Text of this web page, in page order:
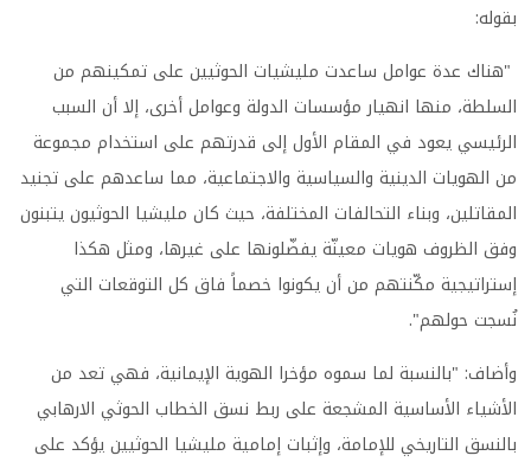
بقوله:
"هناك عدة عوامل ساعدت مليشيات الحوثيين على تمكينهم من
السلطة، منها انهيار مؤسسات الدولة وعوامل أخرى، إلا أن السبب
الرئيسي يعود في المقام الأول إلى قدرتهم على استخدام مجموعة
من الهويات الدينية والسياسية والاجتماعية، مما ساعدهم على تجنيد
المقاتلين، وبناء التحالفات المختلفة، حيث كان مليشيا الحوثيون يتبنون
وفق الظروف هويات معينّة يفضّلونها على غيرها، ومثل هكذا
إستراتيجية مكّنتهم من أن يكونوا خصماً فاق كل التوقعات التي
نُسجت حولهم".
وأضاف: "بالنسبة لما سموه مؤخرا الهوية الإيمانية، فهي تعد من
الأشياء الأساسية المشجعة على ربط نسق الخطاب الحوثي الارهابي
بالنسق التاريخي للإمامة، وإثبات إمامية مليشيا الحوثيين يؤكد على